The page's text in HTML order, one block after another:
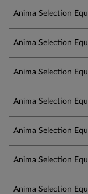
Anima Selection
Anima Selection
Anima Selection
Anima Selection
Anima Selection
Anima Selection
Anima Selection